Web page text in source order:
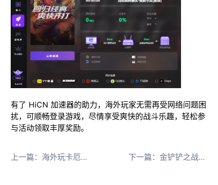
有了 HiCN 加速器的助力，海外玩家无需再受网络问题困
扰，可顺畅登录游戏，尽情享受爽快的战斗乐趣，轻松参
与活动领取丰厚奖励。
上一篇： 海外玩卡厄斯梦境国服进不去游戏，卡加载界面，无法登陆的解决方法 下一篇：金铲铲之战 S15 赛季 9.25 重磅更新，HiCN 破局海外玩家国服游戏网络障碍